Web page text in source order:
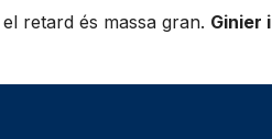
retard és massa gran. Ginier i